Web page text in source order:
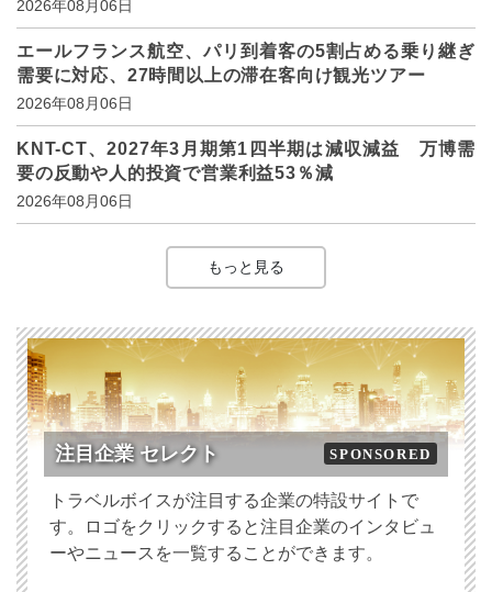
2026年08月06日
エールフランス航空、パリ到着客の5割占める乗り継ぎ
需要に対応、27時間以上の滞在客向け観光ツアー
2026年08月06日
KNT-CT、2027年3月期第1四半期は減収減益 万博需
要の反動や人的投資で営業利益53％減
2026年08月06日
もっと見る
注目企業 セレクト SPONSORED
トラベルボイスが注目する企業の特設サイトで
す。ロゴをクリックすると注目企業のインタビュ
ーやニュースを一覧することができます。